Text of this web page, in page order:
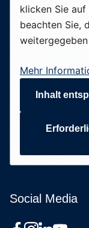
klicken Sie
beachten Sie,
Mehr
Inhalt
Social Media